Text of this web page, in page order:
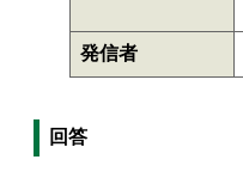
発信者
回答